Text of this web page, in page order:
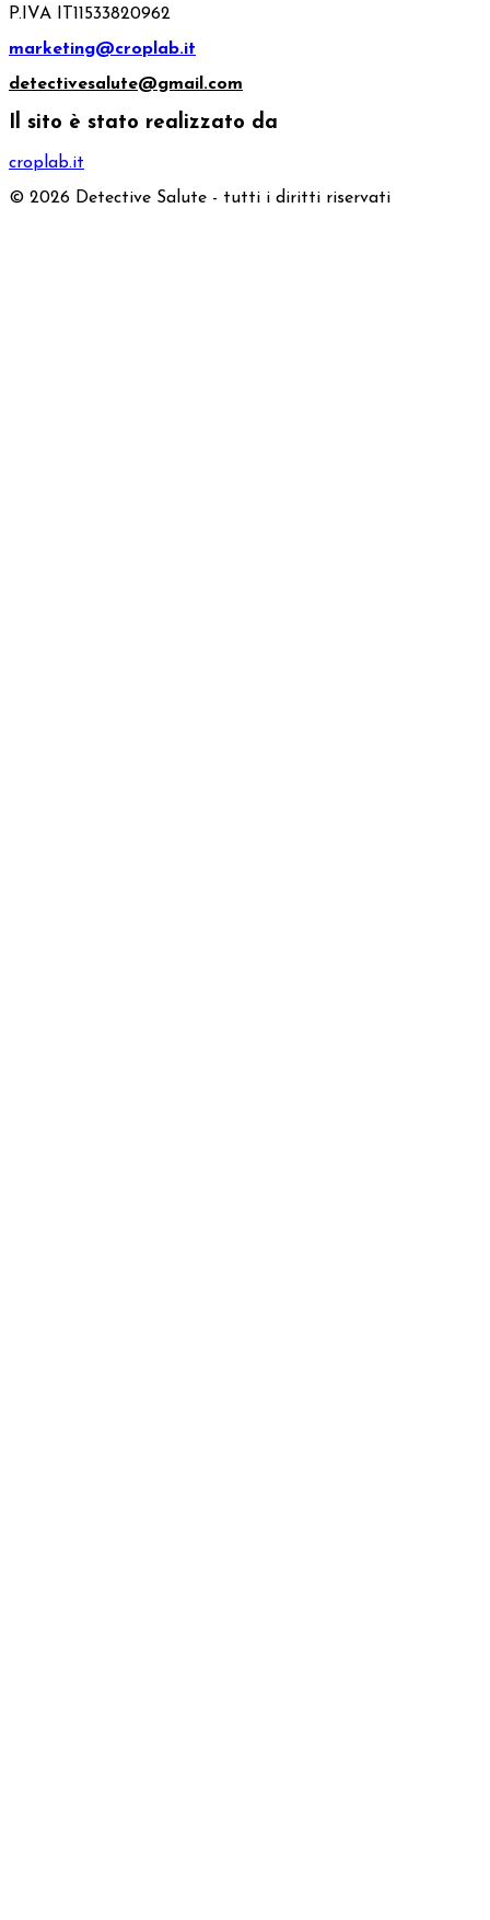
P.IVA IT11533820962
marketing@croplab.it
detectivesalute@gmail.com
Il sito è stato realizzato da
croplab.it
© 2026 Detective Salute - tutti i diritti riservati